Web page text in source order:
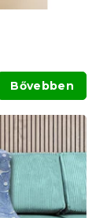
Bővebben